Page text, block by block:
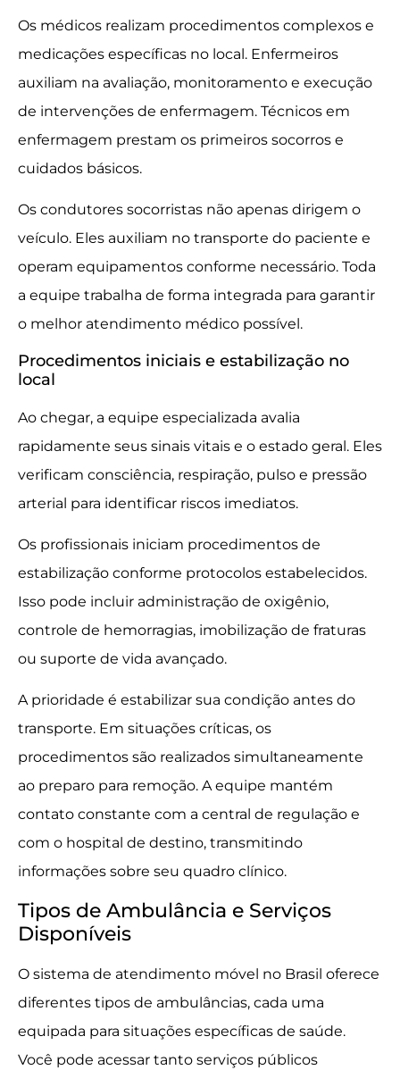
Os médicos realizam procedimentos complexos e
medicações específicas no local. Enfermeiros
auxiliam na avaliação, monitoramento e execução
de intervenções de enfermagem. Técnicos em
enfermagem prestam os primeiros socorros e
cuidados básicos.
Os condutores socorristas não apenas dirigem o
veículo. Eles auxiliam no transporte do paciente e
operam equipamentos conforme necessário. Toda
a equipe trabalha de forma integrada para garantir
o melhor atendimento médico possível.
Procedimentos iniciais e estabilização no
local
Ao chegar, a equipe especializada avalia
rapidamente seus sinais vitais e o estado geral. Eles
verificam consciência, respiração, pulso e pressão
arterial para identificar riscos imediatos.
Os profissionais iniciam procedimentos de
estabilização conforme protocolos estabelecidos.
Isso pode incluir administração de oxigênio,
controle de hemorragias, imobilização de fraturas
ou suporte de vida avançado.
A prioridade é estabilizar sua condição antes do
transporte. Em situações críticas, os
procedimentos são realizados simultaneamente
ao preparo para remoção. A equipe mantém
contato constante com a central de regulação e
com o hospital de destino, transmitindo
informações sobre seu quadro clínico.
Tipos de Ambulância e Serviços
Disponíveis
O sistema de atendimento móvel no Brasil oferece
diferentes tipos de ambulâncias, cada uma
equipada para situações específicas de saúde.
Você pode acessar tanto serviços públicos